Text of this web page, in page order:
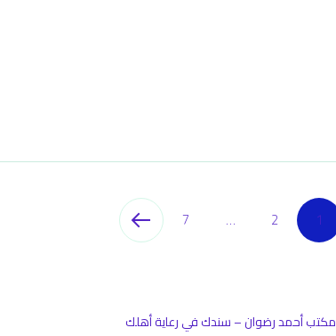
1
2
…
7
مكتب أحمد رضوان – سندك في رعاية أهلك